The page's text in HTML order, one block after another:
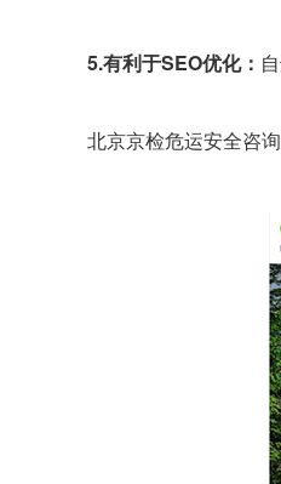
5.有利于SEO优化：
北京京检危运安全咨